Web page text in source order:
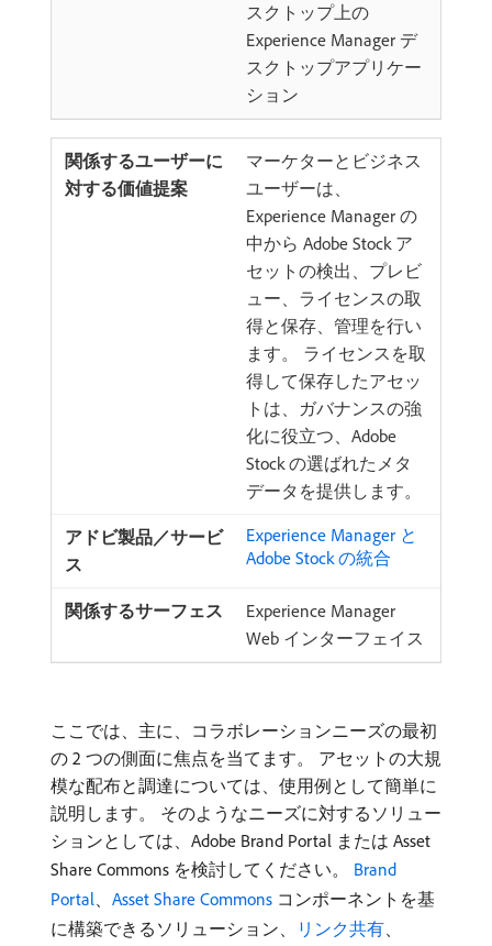
スクトップ上の
Experience Manager デ
スクトップアプリケー
ション
マーケターとビジネス
ユーザーは、
Experience Manager の
中から Adobe Stock ア
セットの検出、プレビ
ュー、ライセンスの取
得と保存、管理を行い
ます。 ライセンスを取
得して保存したアセッ
トは、ガバナンスの強
化に役立つ、Adobe
Stock の選ばれたメタ
データを提供します。
Experience Manager と
Adobe Stock の統合
Experience Manager
Web インターフェイス
ここでは、主に、コラボレーションニーズの最初
の 2 つの側面に焦点を当てます。 アセットの大規
模な配布と調達については、使用例として簡単に
説明します。 そのようなニーズに対するソリュー
ションとしては、Adobe Brand Portal または Asset
Share Commons を検討してください。 Brand
Portal、 Asset Share Commons コンポーネントを基
に構築できるソリューション、
リンク共有、